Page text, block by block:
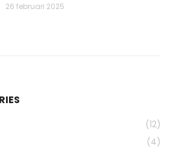
26 februari 2025
(12)
(4)